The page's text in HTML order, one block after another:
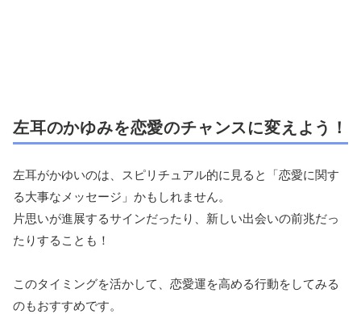
左耳のかゆみを恋愛のチャンスに変えよう！
左耳がかゆいのは、スピリチュアル的に見ると「恋愛に関す
る大事なメッセージ」かもしれません。
片思いが進展するサインだったり、新しい出会いの前兆だっ
たりすることも！
このタイミングを活かして、恋愛運を高める行動をしてみる
のもおすすめです。